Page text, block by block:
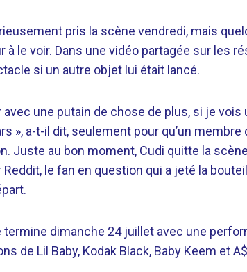
pris la scène vendredi, mais
à le voir. Dans une vidéo partagée sur les
si un autre objet lui était lancé.
avec une putain de chose de plus, si je
», a-t-il dit, seulement pour qu’un
Juste au bon moment, Cudi quitte la
le fan en question qui a jeté la
termine dimanche 24 juillet avec une
de Lil Baby, Kodak Black, Baby Keem et